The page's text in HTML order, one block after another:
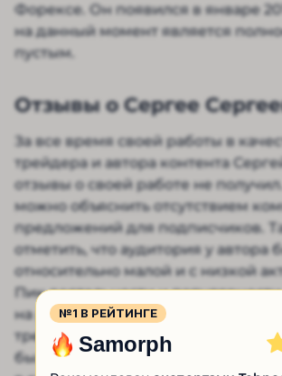
Форексе. Он появился в январе
на данный момент является
пустым.
Отзывы о Сергее
За все время своей работы в
трейдера и автора контента
отзывы о своей работе не
можно объяснить отсутствием
предложений для подписчиков.
отметить, что аудитория у автора
относительно малой и с низкой
Пик деятельности и
на ранний период развития
трейдинга. В комментариях под
было просто обсуждение тем без
№1 В РЕЙТИНГЕ
Samorph